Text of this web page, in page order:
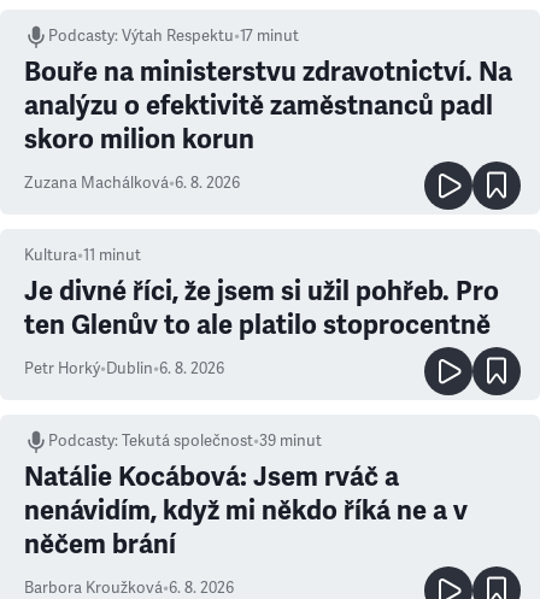
Podcasty:Výtah Respektu•17 minut
Bouře na ministerstvu zdravotnictví. Na
analýzu o efektivitě zaměstnanců padl
skoro milion korun
Zuzana Machálková•6. 8. 2026
Kultura•11 minut
Je divné říci, že jsem si užil pohřeb. Pro
ten Glenův to ale platilo stoprocentně
Petr Horký•Dublin•6. 8. 2026
Podcasty:Tekutá společnost•39 minut
Natálie Kocábová: Jsem rváč a
nenávidím, když mi někdo říká ne a v
něčem brání
Barbora Kroužková•6. 8. 2026